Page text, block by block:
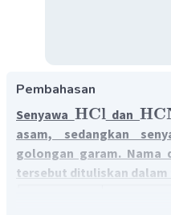
Pembahasan
Senyawa HCl dan
asam, sedangkan
golongan garam. Nama
tersebut dituliskan dalam